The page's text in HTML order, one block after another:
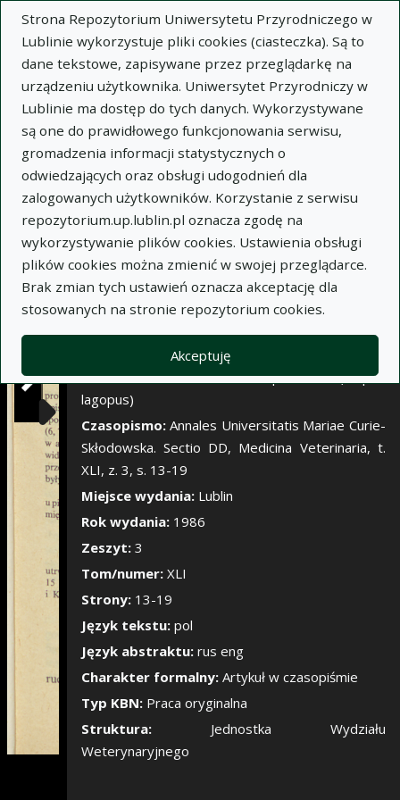
Strona Repozytorium Uniwersytetu Przyrodniczego w
Lublinie wykorzystuje pliki cookies (ciasteczka). Są to
dane tekstowe, zapisywane przez przeglądarkę na
urządzeniu użytkownika. Uniwersytet Przyrodniczy w
Lublinie ma dostęp do tych danych. Wykorzystywane
są one do prawidłowego funkcjonowania serwisu,
gromadzenia informacji statystycznych o
odwiedzających oraz obsługi udogodnień dla
zalogowanych użytkowników. Korzystanie z serwisu
repozytorium.up.lublin.pl oznacza zgodę na
wykorzystywanie plików cookies. Ustawienia obsługi
plików cookies można zmienić w swojej przeglądarce.
Brak zmian tych ustawień oznacza akceptację dla
stosowanych na stronie repozytorium cookies.
Akceptuję
Pokaż/Ukryj
×
Opis Notatki
Autor:
Anna Bujak
Zbigniew Milart
Marek Jastrzębski
Irena Zioło
Stefan Hereć
Tytuł:Topografia i cytoarchitektonika jąder
nerwów: okoruchowego, bloczkowego i
odwodzącego piesaka (Alopex lagopus)
Wariant tytułu:Topography and
cytoarchitectonics of nuclei oculomotor, trochlear
and abducent nerves in the polar fox (Alopex
lagopus)
Czasopismo:Annales Universitatis Mariae Curie-
Skłodowska. Sectio DD, Medicina Veterinaria, t.
XLI, z. 3, s. 13-19
Miejsce wydania: Lublin
Rok wydania: 1986
Zeszyt: 3
Tom/numer: XLI
Strony: 13-19
Język tekstu: pol
Język abstraktu: rus eng
Charakter formalny: Artykuł w czasopiśmie
Typ KBN: Praca oryginalna
Struktura: Jednostka Wydziału
Weterynaryjnego